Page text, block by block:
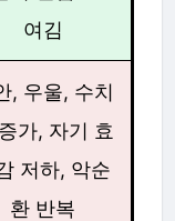
여김
, 우울, 수치
가, 자기 효
저하, 악순
환 반복